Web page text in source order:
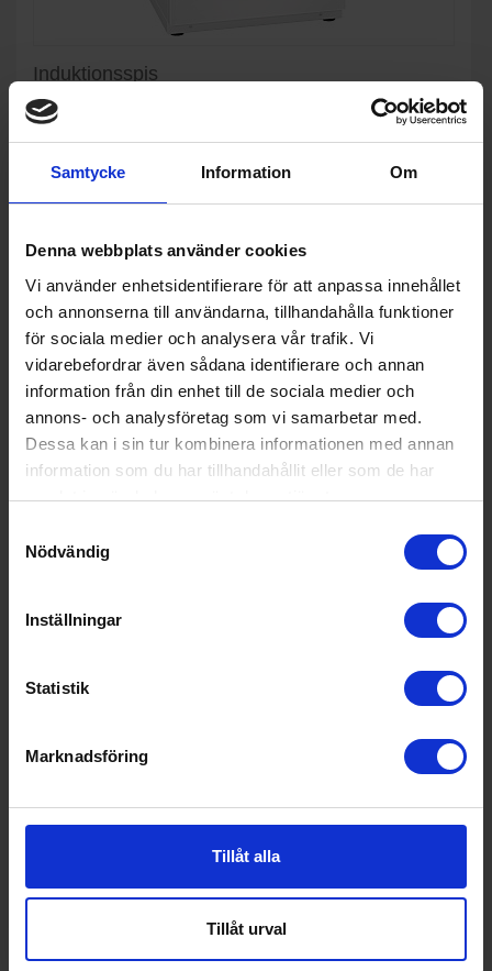
Samtycke Information Om
Denna webbplats använder cookies
Vi använder enhetsidentifierare för att anpassa innehållet
och annonserna till användarna, tillhandahålla funktioner
för sociala medier och analysera vår trafik. Vi
vidarebefordrar även sådana identifierare och annan
information från din enhet till de sociala medier och
annons- och analysföretag som vi samarbetar med.
Dessa kan i sin tur kombinera informationen med annan
information som du har tillhandahållit eller som de har
samlat in när du har använt deras tjänster.
Nödvändig
Inställningar
Statistik
Marknadsföring
Tillåt alla
Tillåt urval
Induktionsspis
Siemens
PRODUKTBLAD
Färg: Vit
10 990:-
KÖP
9%
PRODUKTBLAD
Färg: Svart
9 990:-